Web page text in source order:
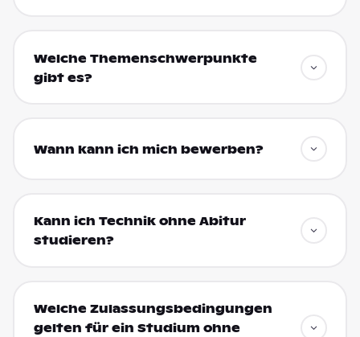
Welche Themenschwerpunkte
gibt es?
Wann kann ich mich bewerben?
Kann ich Technik ohne Abitur
studieren?
Welche Zulassungsbedingungen
gelten für ein Studium ohne